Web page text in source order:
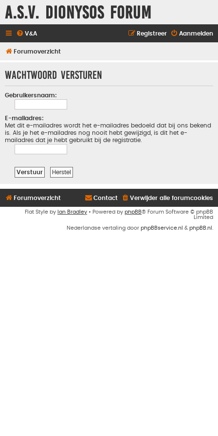
A.S.V. Dionysos Forum
V&A Aanmelden
Registreer
Forumoverzicht
Wachtwoord versturen
Gebruikersnaam:
E-mailadres:
Met dit e-mailadres wordt het e-mailadres bedoeld dat bij ons bekend
is. Als je het e-mailadres nog nooit hebt gewijzigd, is dit het e-
mailadres dat je hebt gebruikt bij de registratie.
Forumoverzicht Verwijder alle forumcookies
Contact
Flat Style by Ian Bradley • Powered by phpBB® Forum Software © phpBB
Limited
Nederlandse vertaling door phpBBservice.nl & phpBB.nl .